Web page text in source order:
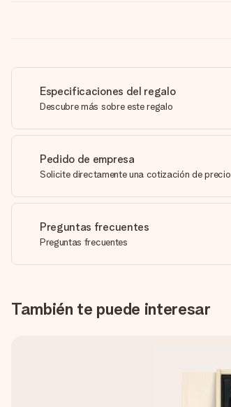
Especificaciones del regalo
Descubre más sobre este regalo
Pedido de empresa
Solicite directamente una cotización de precio
Preguntas frecuentes
Preguntas frecuentes
También te puede interesar